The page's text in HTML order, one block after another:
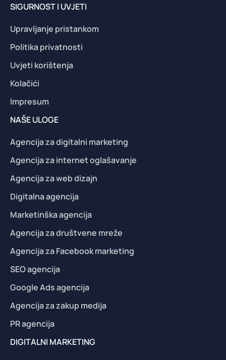
SIGURNOST I UVJETI
Upravljanje pristankom
Politika privatnosti
Uvjeti korištenja
Kolačići
Impresum
NAŠE ULOGE
Agencija za digitalni marketing
Agencija za internet oglašavanje
Agencija za web dizajn
Digitalna agencija
Marketinška agencija
Agencija za društvene mreže
Agencija za Facebook marketing
SEO agencija
Google Ads agencija
Agencija za zakup medija
PR agencija
DIGITALNI MARKETING